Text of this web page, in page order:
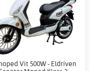
Vit 500W - Eldriven